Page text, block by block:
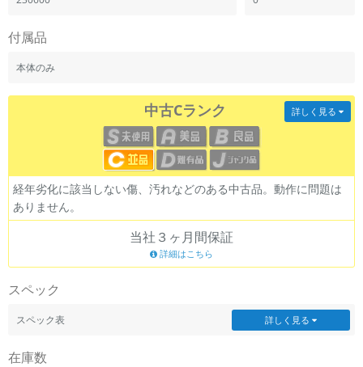
付属品
本体のみ
中古Cランク
経年劣化に該当しない傷、汚れなどのある中古品。動作に問題は
ありません。
詳しく見る
当社３ヶ月間保証
詳細はこちら
スペック
スペック表 詳しく見る
在庫数
ランク
商品状態の絞り込み
メモリ
モニタサイズ